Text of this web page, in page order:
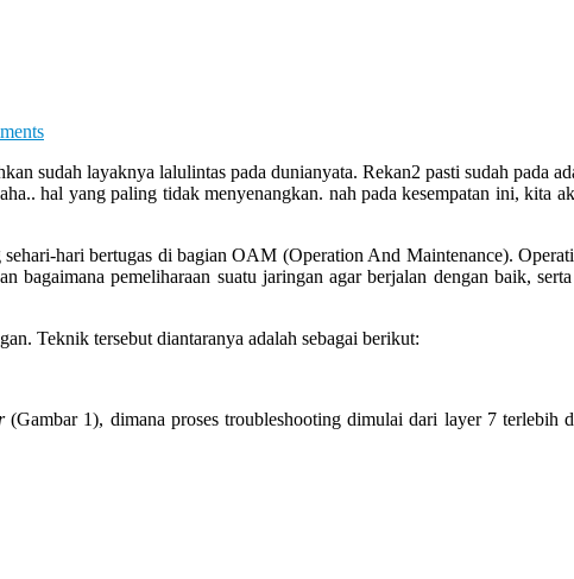
sudah layaknya lalulintas pada dunianyata. Rekan2 pasti sudah pada
hal yang paling tidak menyenangkan. nah pada kesempatan ini, kita
hari bertugas di bagian OAM (Operation And Maintenance).
bagaimana pemeliharaan suatu jaringan agar berjalan dengan baik,
Teknik tersebut diantaranya adalah sebagai berikut:
(Gambar 1), dimana proses troubleshooting dimulai dari layer 7 terlebih